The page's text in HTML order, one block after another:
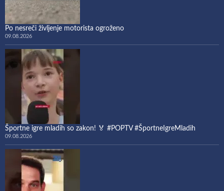
Po nesreči življenje motorista ogroženo
09.08.2026
Športne igre mladih so zakon! 🏅 #POPTV #ŠportneIgreMladih
09.08.2026